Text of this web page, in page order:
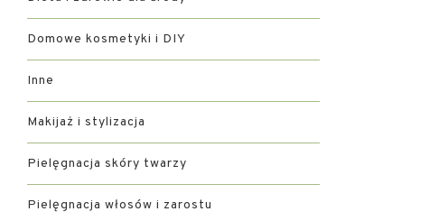
Domowe kosmetyki i DIY
Inne
Makijaż i stylizacja
Pielęgnacja skóry twarzy
Pielęgnacja włosów i zarostu